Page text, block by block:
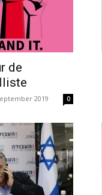
de
2019 0